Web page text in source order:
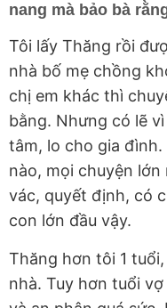
nang mà bảo bà
Tôi lấy Thăng rồi
nhà bố mẹ chồng
chị em khác thì
bằng. Nhưng có lẽ
tâm, lo cho gia
nào, mọi chuyện
vác, quyết định, có
con lớn đầu vậy.
Thăng hơn tôi 1
nhà. Tuy hơn tuổi